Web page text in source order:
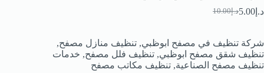
د.إ10.00
السعر
هو:
د.إ10.00.
د.إ 5.00السعر
هو:
د.إ5.00.
شركة تنظيف في مصفح ابوظبي, تنظيف منازل مصفح,
تنظيف شقق مصفح ابوظبي, تنظيف فلل مصفح, خدمات
تنظيف مصفح الصناعية, تنظيف مكاتب مصفح